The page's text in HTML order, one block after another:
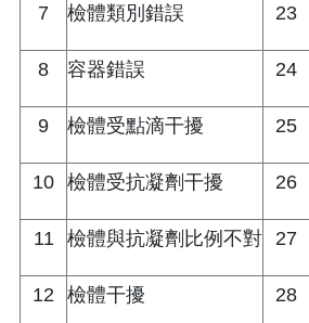
7 檢體類別錯誤 23
8 容器錯誤 24
9 檢體受點滴干擾 25
10 檢體受抗凝劑干擾 26
11 檢體與抗凝劑比例不對 27
12 檢體干擾 28